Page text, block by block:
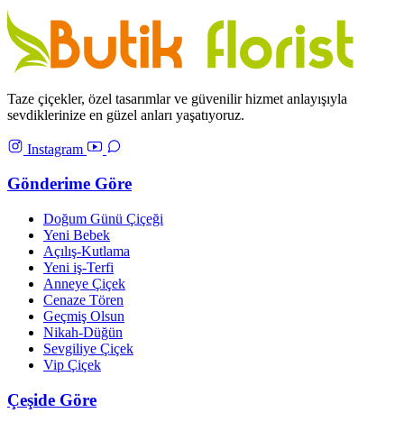
Taze çiçekler, özel tasarımlar ve güvenilir hizmet anlayışıyla
sevdiklerinize en güzel anları yaşatıyoruz.
Instagram
Gönderime Göre
Doğum Günü Çiçeği
Yeni Bebek
Açılış-Kutlama
Yeni iş-Terfi
Anneye Çiçek
Cenaze Tören
Geçmiş Olsun
Nikah-Düğün
Sevgiliye Çiçek
Vip Çiçek
Çeşide Göre